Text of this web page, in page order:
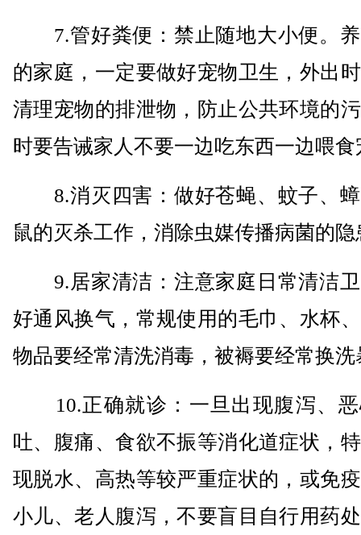
7.管好粪便：禁止随地大小便。养
的家庭，一定要做好宠物卫生，外出
清理宠物的排泄物，防止公共环境的
时要告诫家人不要一边吃东西一边喂食
8.消灭四害：做好苍蝇、蚊子、蟑
鼠的灭杀工作，消除虫媒传播病菌的隐
9.居家清洁：注意家庭日常清洁卫
好通风换气，常规使用的毛巾、水杯
物品要经常清洗消毒，被褥要经常换洗
10.正确就诊：一旦出现腹泻、恶
吐、腹痛、食欲不振等消化道症状，
现脱水、高热等较严重症状的，或免
小儿、老人腹泻，不要盲目自行用药